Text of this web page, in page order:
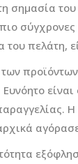
σημασία
πελάτη,
είναι